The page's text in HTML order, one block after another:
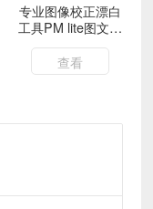
专业图像校正漂白
工具PM lite图文社
神器v1.1.6.1
查看